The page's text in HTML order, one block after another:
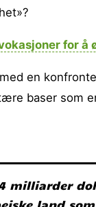
for å
en
baser som
milliarder
land